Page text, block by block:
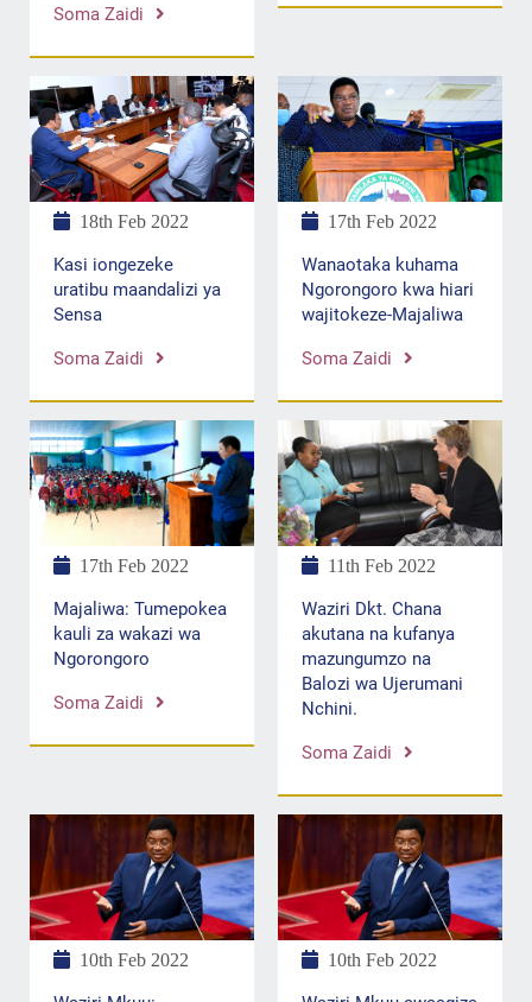
Soma Zaidi
18th Feb 2022
Kasi iongezeke
uratibu maandalizi ya
Sensa
Soma Zaidi
17th Feb 2022
Wanaotaka kuhama
Ngorongoro kwa hiari
wajitokeze-Majaliwa
Soma Zaidi
17th Feb 2022
Majaliwa: Tumepokea
kauli za wakazi wa
Ngorongoro
Soma Zaidi
11th Feb 2022
Waziri Dkt. Chana
akutana na kufanya
mazungumzo na
Balozi wa Ujerumani
Nchini.
Soma Zaidi
10th Feb 2022 10th Feb 2022